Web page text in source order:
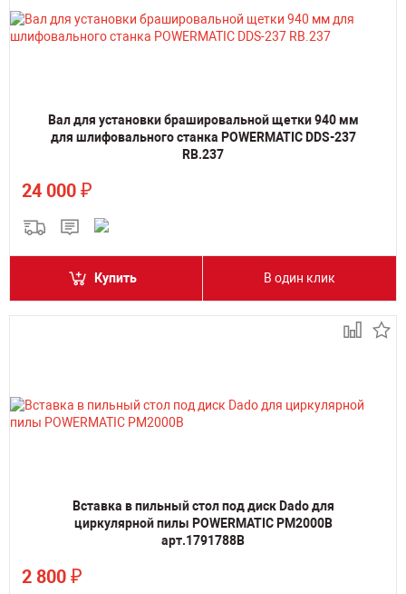
Вал для установки брашировальной щетки 940 мм
для шлифовального станка POWERMATIC DDS-237
RB.237
24 000 ₽
Купить В один клик
Вставка в пильный стол под диск Dado для
циркулярной пилы POWERMATIC PM2000B
арт.1791788B
2 800 ₽